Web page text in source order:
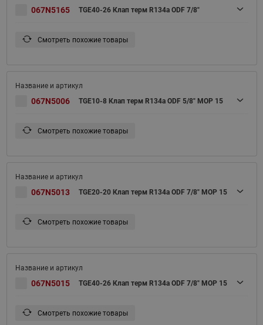
067N5165 TGE40-26 Клап терм R134a ODF 7/8"
Смотреть похожие товары
067N5006 TGE10-8 Клап терм R134a ODF 5/8" MOP 15
Смотреть похожие товары
067N5013 TGE20-20 Клап терм R134a ODF 7/8" MOP 15
Смотреть похожие товары
067N5015 TGE40-26 Клап терм R134a ODF 7/8" MOP 15
Смотреть похожие товары